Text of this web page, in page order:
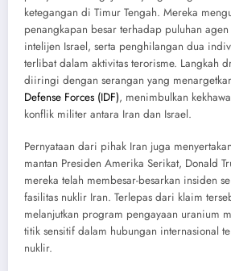
ketegangan di Timur Tengah. Mereka
penangkapan besar terhadap puluhan
intelijen Israel, serta penghilangan dua
terlibat dalam aktivitas terorisme. Langkah
diiringi dengan serangan yang
Defense Forces (IDF), menimbulkan
konflik militer antara Iran dan Israel.
Pernyataan dari pihak Iran juga
mantan Presiden Amerika Serikat, Donald
mereka telah membesar-besarkan insiden
fasilitas nuklir Iran. Terlepas dari klaim
melanjutkan program pengayaan uranium
titik sensitif dalam hubungan internasional
nuklir.